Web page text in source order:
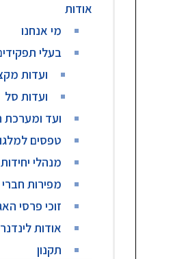
אודות
מי אנחנו
בעלי
ועדות
ועדות סל
ועד
טפסים
מנהלי
מפירות
זוכי פרסי
אודות
תקנון